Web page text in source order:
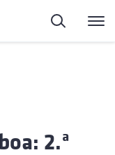
Pesquisa
2.ª